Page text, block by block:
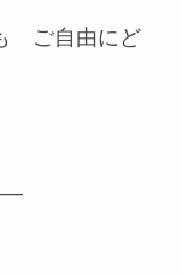
ご自由にど